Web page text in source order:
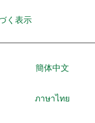
く表示
簡体中文
ภาษาไทย